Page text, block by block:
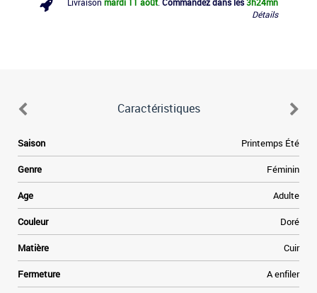
Détails
Caractéristiques
Saison Printemps Été
Genre Féminin
Age Adulte
Couleur Doré
Matière Cuir
Fermeture A enfiler